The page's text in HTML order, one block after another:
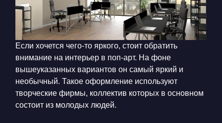
Если хочется чего-то яркого, стоит обратить
внимание на интерьер в поп-арт. На фоне
вышеуказанных вариантов он самый яркий и
необычный. Такое оформление используют
творческие фирмы, коллектив которых в основном
состоит из молодых людей.